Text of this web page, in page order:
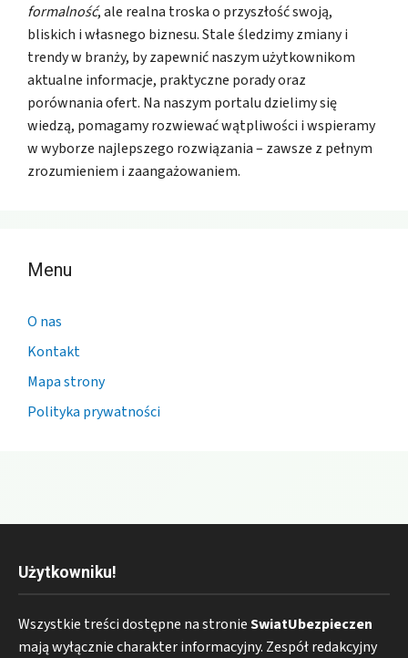
formalność, ale realna troska o przyszłość swoją,
bliskich i własnego biznesu. Stale śledzimy zmiany i
trendy w branży, by zapewnić naszym użytkownikom
aktualne informacje, praktyczne porady oraz
porównania ofert. Na naszym portalu dzielimy się
wiedzą, pomagamy rozwiewać wątpliwości i wspieramy
w wyborze najlepszego rozwiązania – zawsze z pełnym
zrozumieniem i zaangażowaniem.
Menu
O nas
Kontakt
Mapa strony
Polityka prywatności
Użytkowniku!
Wszystkie treści dostępne na stronieSwiatUbezpieczen
mają wyłącznie charakter informacyjny. Zespół redakcyjny